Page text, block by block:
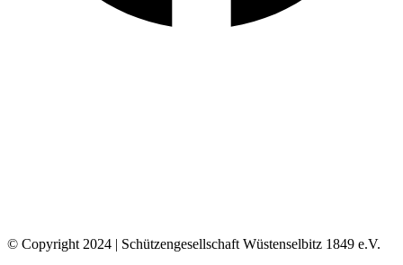
© Copyright 2024 | Schützengesellschaft Wüstenselbitz 1849 e.V.